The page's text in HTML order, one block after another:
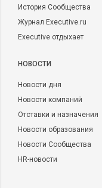
История Сообщества
Журнал Executive.ru
Executive отдыхает
НОВОСТИ
Новости дня
Новости компаний
Отставки и назначения
Новости образования
Новости Сообщества
HR-новости